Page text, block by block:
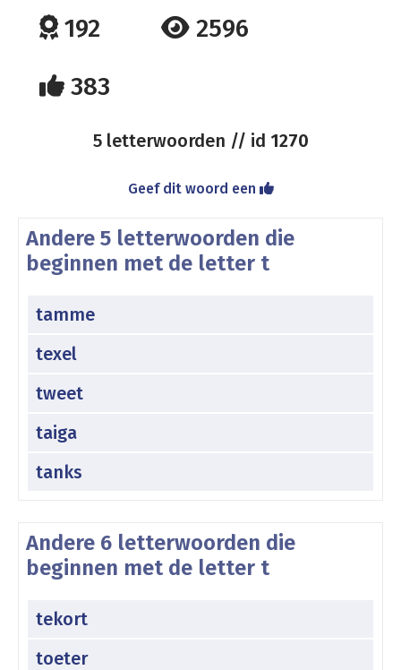
192
2596
383
5 letterwoorden // id 1270
Geef dit woord een
Andere 5 letterwoorden die
beginnen met de letter t
tamme
texel
tweet
taiga
tanks
Andere 6 letterwoorden die
beginnen met de letter t
tekort
toeter